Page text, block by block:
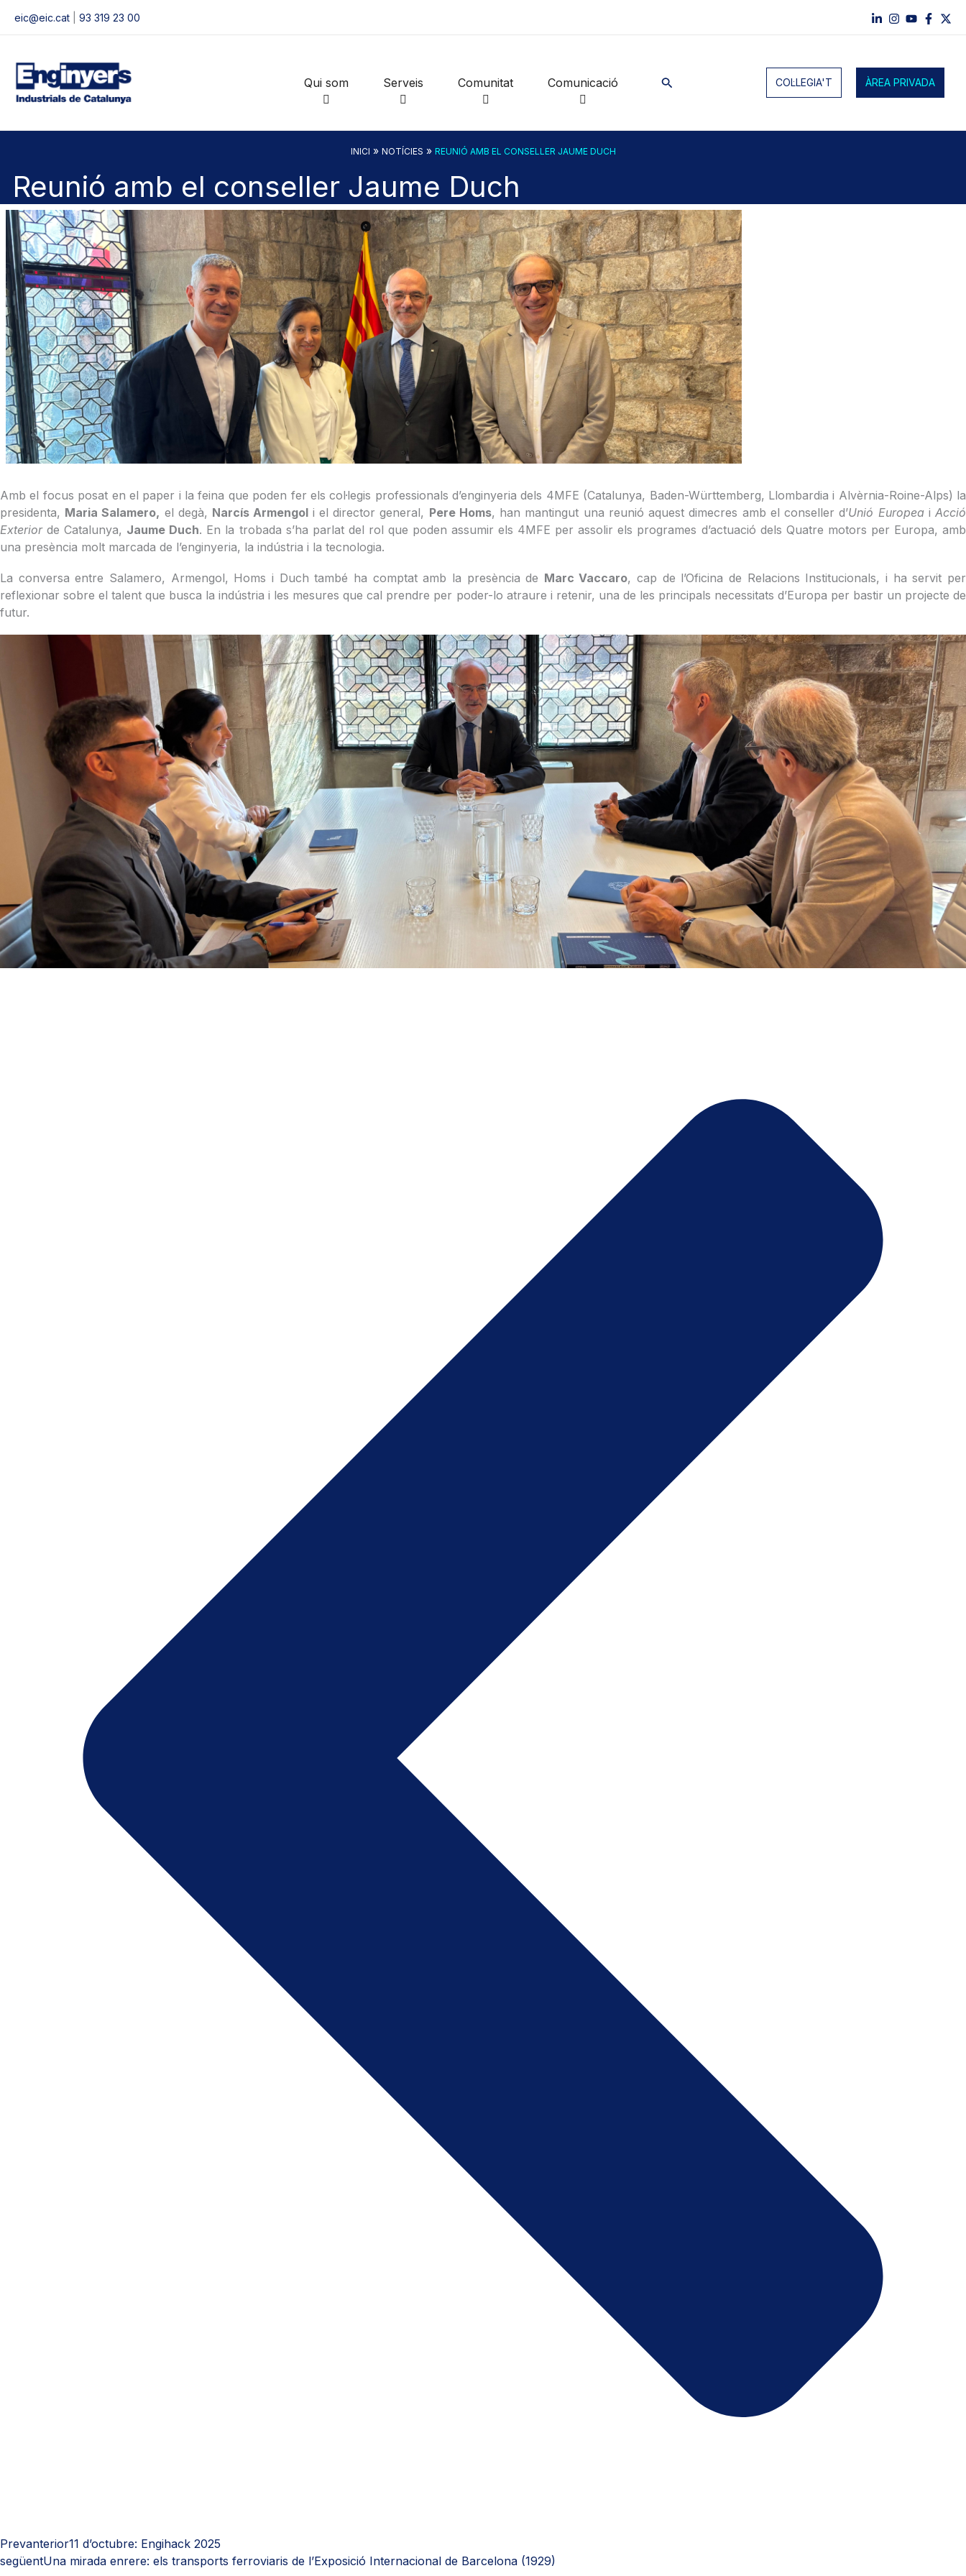
eic@eic.cat 93 319 23 00
Qui som Serveis Comunitat Comunicació Cerca COL·LEGIA'T ÀREA PRIVADA
INICI » NOTÍCIES » REUNIÓ AMB EL CONSELLER JAUME DUCH
Reunió amb el conseller Jaume Duch
Amb el focus posat en el paper i la feina que poden fer els col·legis professionals d’enginyeria dels 4MFE (Catalunya, Baden-Württemberg, Llombardia i Alvèrnia-Roine-Alps) la
presidenta, Maria Salamero, el degà, Narcís Armengol i el director general, Pere Homs, han mantingut una reunió aquest dimecres amb el conseller d’Unió EuropeaiAcció
Exteriorde Catalunya, Jaume Duch. En la trobada s’ha parlat del rol que poden assumir els 4MFE per assolir els programes d’actuació dels Quatre motors per Europa, amb
una presència molt marcada de l’enginyeria, la indústria i la tecnologia.
La conversa entre Salamero, Armengol, Homs i Duch també ha comptat amb la presència de Marc Vaccaro, cap de l’Oficina de Relacions Institucionals, i ha servit per
reflexionar sobre el talent que busca la indústria i les mesures que cal prendre per poder-lo atraure i retenir, una de les principals necessitats d’Europa per bastir un projecte de
futur.
Prevanterior11 d’octubre: Engihack 2025
següentUna mirada enrere: els transports ferroviaris de l’Exposició Internacional de Barcelona (1929)